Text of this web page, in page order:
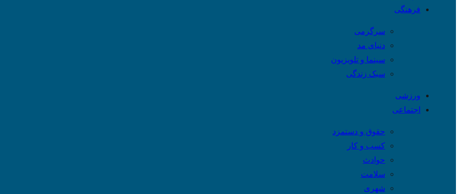
فرهنگی
سرگرمی
دنیای مد
سینما و تلویزیون
سبک زندگی
ورزشی
اجتماعی
حقوق و دستمزد
کسب و کار
حوادث
سلامت
شهری